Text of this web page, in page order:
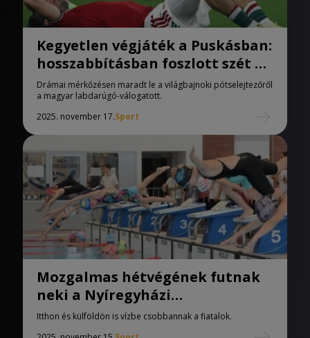
Kegyetlen végjáték a Puskásban:
hosszabbításban foszlott szét a
magyar vb-álom
Drámai mérkőzésen maradt le a világbajnoki pótselejtezőről
a magyar labdarúgó-válogatott.
2025. november 17.Sport
Mozgalmas hétvégének futnak
neki a Nyíregyházi
Sportcentrum úszói
Itthon és külföldön is vízbe csobbannak a fiatalok.